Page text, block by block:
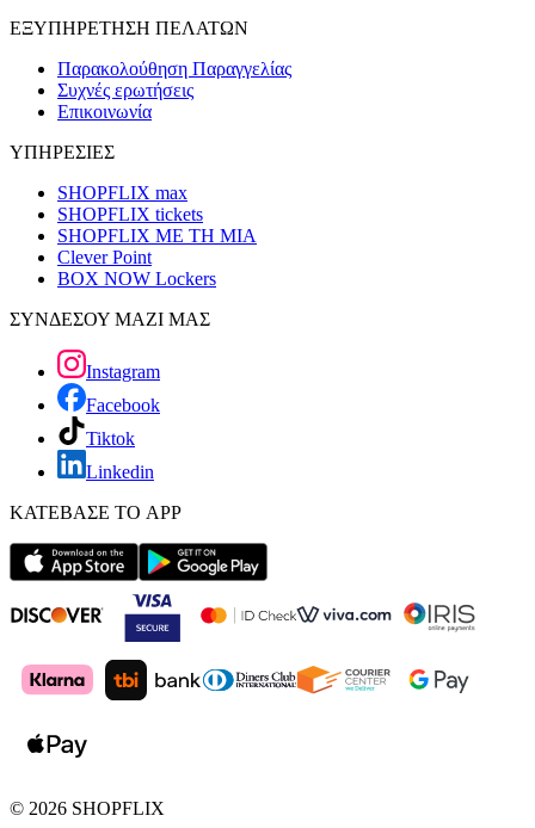
ΕΞΥΠΗΡΕΤΗΣΗ ΠΕΛΑΤΩΝ
Παρακολούθηση Παραγγελίας
Συχνές ερωτήσεις
Επικοινωνία
ΥΠΗΡΕΣΙΕΣ
SHOPFLIX max
SHOPFLIX tickets
SHOPFLIX ΜΕ ΤΗ ΜΙΑ
Clever Point
BOX NOW Lockers
ΣΥΝΔΕΣΟΥ ΜΑΖΙ ΜΑΣ
Instagram
Facebook
Tiktok
Linkedin
ΚΑΤΕΒΑΣΕ ΤΟ APP
© 2026 SHOPFLIX